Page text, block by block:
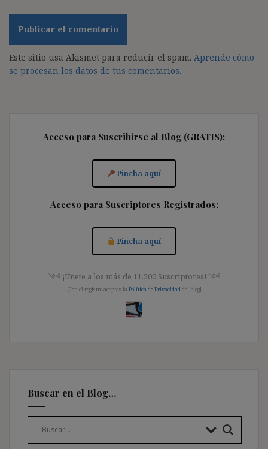
Este sitio usa Akismet para reducir el spam. Aprende cómo
se procesan los datos de tus comentarios.
Acceso para Suscribirse al Blog (GRATIS):
Pincha aquí
Acceso para Suscriptores Registrados:
Pincha aquí
༺ ¡Únete a los más de 11.500 Suscriptores! ༺
[Con el registro aceptas la Política de Privacidad del blog]
Buscar en el Blog…